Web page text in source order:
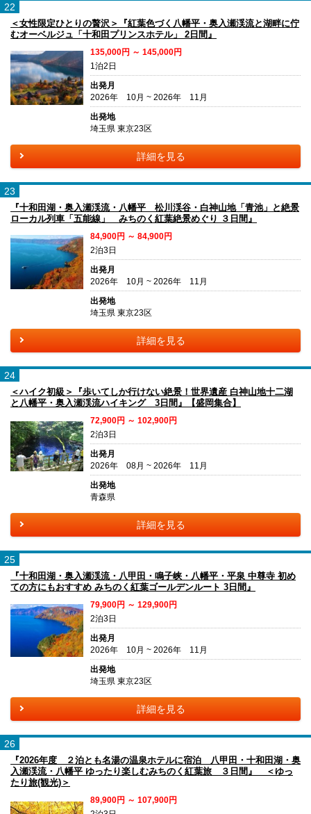
22
＜女性限定ひとりの贅沢＞『紅葉色づく八幡平・奥入瀬渓流と湖畔に佇
むオーベルジュ「十和田プリンスホテル」 2日間』
135,000円 ～ 145,000円
1泊2日
出発月
2026年 10月 ~ 2026年 11月
出発地
埼玉県 東京23区
詳細を見る
23
『十和田湖・奥入瀬渓流・八幡平 松川渓谷・白神山地「青池」と絶景
ローカル列車「五能線」 みちのく紅葉絶景めぐり ３日間』
84,900円 ～ 84,900円
2泊3日
出発月
2026年 10月 ~ 2026年 11月
出発地
埼玉県 東京23区
詳細を見る
24
＜ハイク初級＞『歩いてしか行けない絶景！世界遺産 白神山地十二湖
と八幡平・奥入瀬渓流ハイキング 3日間』【盛岡集合】
72,900円 ～ 102,900円
2泊3日
出発月
2026年 08月 ~ 2026年 11月
出発地
青森県
詳細を見る
25
『十和田湖・奥入瀬渓流・八甲田・鳴子峡・八幡平・平泉 中尊寺 初め
ての方にもおすすめ みちのく紅葉ゴールデンルート 3日間』
79,900円 ～ 129,900円
2泊3日
出発月
2026年 10月 ~ 2026年 11月
出発地
埼玉県 東京23区
詳細を見る
26
『2026年度 ２泊とも名湯の温泉ホテルに宿泊 八甲田・十和田湖・奥
入瀬渓流・八幡平 ゆったり楽しむみちのく紅葉旅 ３日間』 ＜ゆっ
たり旅(観光)＞
89,900円 ～ 107,900円